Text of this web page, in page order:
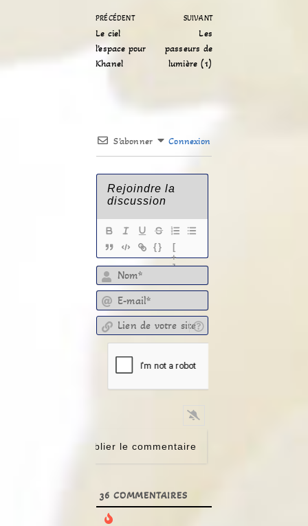
PRÉCÉDENT
Le ciel
l’espace pour
Khanel
SUIVANT
Les
passeurs de
lumière (1)
S’abonner Connexion
{}
[
+
]
36 COMMENTAIRES